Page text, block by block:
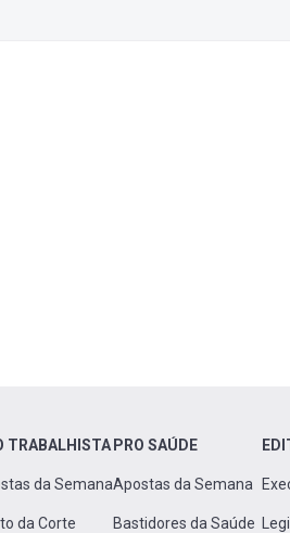
TRABALHISTA
da Semana
da Corte
PRO SAÚDE
Apostas da Semana
Bastidores da Saúde